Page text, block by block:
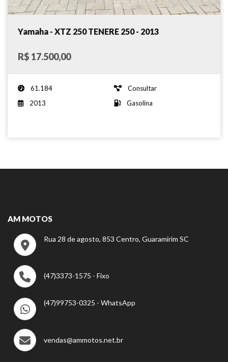
Yamaha - XTZ 250 TENERE 250 - 2013
R$ 17.500,00
61.184
Consultar
2013
Gasolina
AM MOTOS
Rua 28 de agosto, 853 Centro, Guaramirim SC
(47)3373-1575 - Fixo
(47)99753-0325 - WhatsApp
vendas@ammotos.net.br